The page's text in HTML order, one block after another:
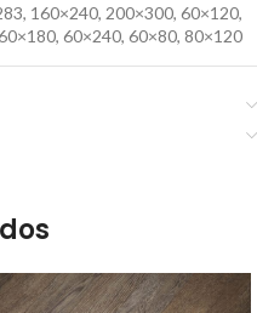
, 160×240, 200×300, 60×120,
, 60×240, 60×80, 80×120